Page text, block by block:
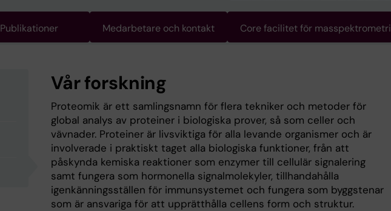
Publikationer Medarbetare och kontakt Core facilitet för masspektrometri
Vår forskning
Proteomik är ett samlingsnamn för flera tekniker och metoder för
global analys av proteiner i biologiska prover, så som celler och
vävnader. Proteiner är livsviktiga för alla levande organismer och är
involverade i praktiskt taget alla biologiska funktioner, från att
påskynda kemiska reaktioner som enzymer till cellulär signalering
samt fungera som hormonella signalmolekyler, tillhandahålla
igenkänningsställen för immunsystemet och fungera som byggstenar
som är ansvariga för att upprätthålla cellens form och struktur.